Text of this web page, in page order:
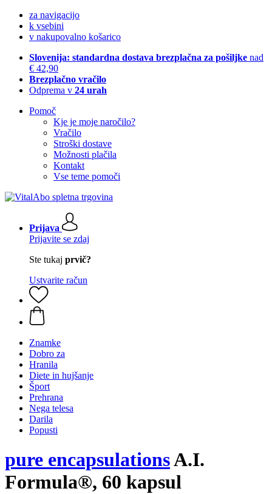
za navigacijo
k vsebini
v nakupovalno košarico
Slovenija: standardna dostava brezplačna za pošiljke nad
€ 42,90
Brezplačno vračilo
Odprema v 24 urah
Pomoč
Kje je moje naročilo?
Vračilo
Stroški dostave
Možnosti plačila
Kontakt
Vse teme pomoči
Prijava
Prijavite se zdaj
Ste tukaj prvič?
Ustvarite račun
Znamke
Dobro za
Hranila
Diete in hujšanje
Šport
Prehrana
Nega telesa
Darila
Popusti
pure encapsulationsA.I.
Formula®, 60 kapsul